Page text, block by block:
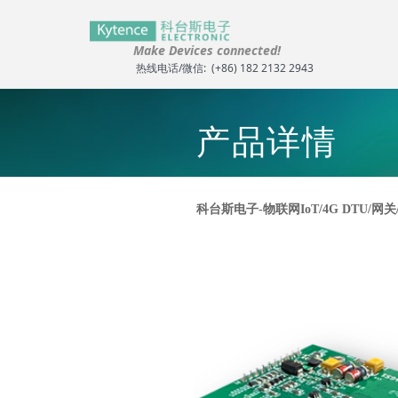
Make Devices connected!
热线电话/微信: (+86) 182 2132 2943
科台斯电子-物联网IoT/4G DTU/网
控件[tem_25_34]渲染出错,Source:未将对象引用设
产品详情
控件[tem_25_34]渲染出错,Source:未将对象引用设